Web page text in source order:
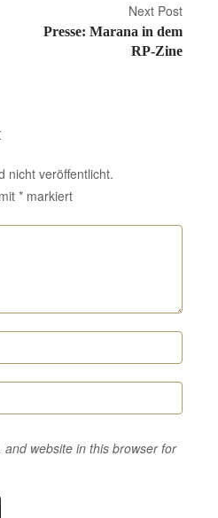
Next Post
Presse: Marana in dem
RP-Zine
nicht veröffentlicht.
* markiert
website in this browser for